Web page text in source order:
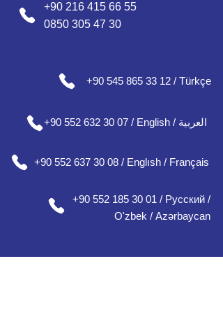
+90 216 415 66 55
0850 305 47 30
+90 545 865 33 12 / Türkçe
+90 552 637 30 08 / Englısh / Français
+90 552 185 30 01 / Русский /
О'zbek / Azərbaycan